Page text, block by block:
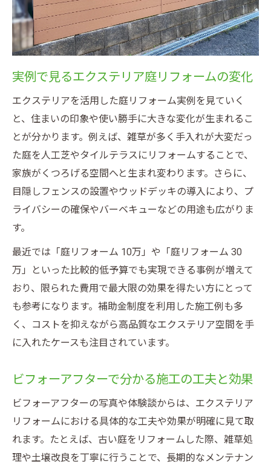
実例で見るエクステリア庭リフォームの変化
エクステリアを活用した庭リフォーム実例を見ていく
と、住まいの印象や使い勝手に大きな変化が生まれるこ
とが分かります。例えば、雑草が多く手入れが大変だっ
た庭を人工芝やタイルテラスにリフォームすることで、
家族がくつろげる空間へと生まれ変わります。さらに、
目隠しフェンスの設置やウッドデッキの導入により、プ
ライバシーの確保やバーベキューなどの用途も広がりま
す。
最近では「庭リフォーム 10万」や「庭リフォーム 30
万」といった比較的低予算でも実現できる事例が増えて
おり、限られた費用で最大限の効果を得たい方にとって
も参考になります。補助金制度を利用した施工例も多
く、コストを抑えながら高品質なエクステリア空間を手
に入れたケースも注目されています。
ビフォーアフターで分かる施工の工夫と効果
ビフォーアフターの写真や体験談からは、エクステリア
リフォームにおける具体的な工夫や効果が明確に見て取
れます。たとえば、古い庭をリフォームした際、雑草処
理や土壌改良を丁寧に行うことで、長期的なメンテナン